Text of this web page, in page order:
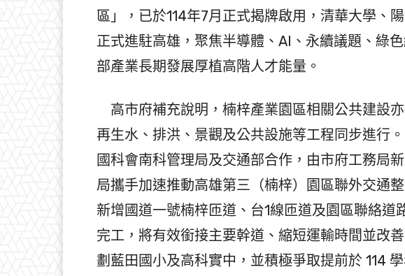
區」，已於114年7月正式揭牌啟用，清華大學、
正式進駐高雄，聚焦半導體、AI、永續議題、綠
部產業長期發展厚植高階人才能量。
高市府補充說明，楠梓產業園區相關公共建設
再生水、排洪、景觀及公共設施等工程同步進行
國科會南科管理局及交通部合作，由市府工務局
局攜手加速推動高雄第三（楠梓）園區聯外交通
新增國道一號楠梓匝道、台1線匝道及園區聯絡道
完工，將有效銜接主要幹道、縮短運輸時間並改
劃藍田國小及高科實中，並積極爭取提前於 114